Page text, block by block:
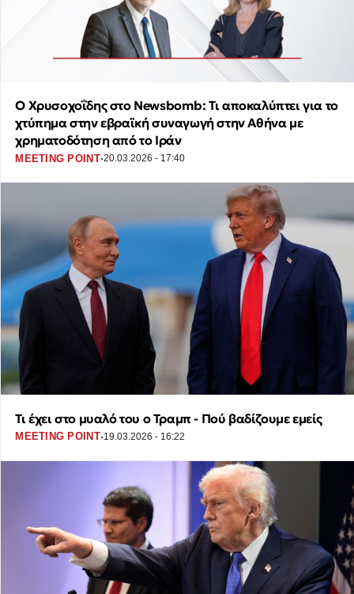
Ο Χρυσοχοΐδης στο Newsbomb: Τι αποκαλύπτει για το
χτύπημα στην εβραϊκή συναγωγή στην Αθήνα με
χρηματοδότηση από το Ιράν
MEETING POINT·20.03.2026 - 17:40
Τι έχει στο μυαλό του ο Τραμπ - Πού βαδίζουμε εμείς
MEETING POINT·19.03.2026 - 16:22